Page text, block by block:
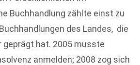
Buchhandlung zählte einst zu
des Landes, die
geprägt hat. 2005 musste
anmelden; 2008 zog sich